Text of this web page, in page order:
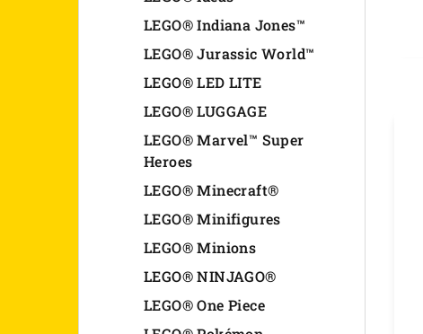
LEGO® Indiana Jones™
LEGO® Jurassic World™
LEGO® LED LITE
LEGO® LUGGAGE
LEGO® Marvel™ Super
Heroes
LEGO® Minecraft®
LEGO® Minifigures
LEGO® Minions
LEGO® NINJAGO®
LEGO® One Piece